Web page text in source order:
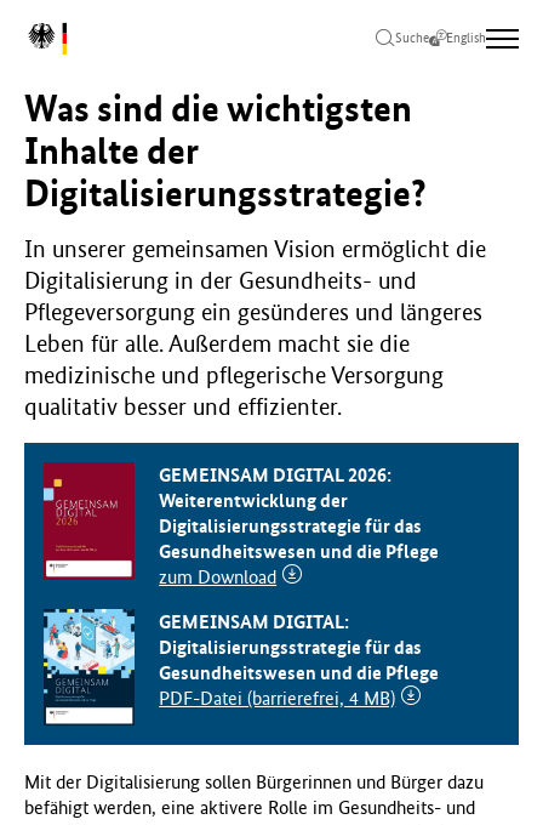
Hauptinhalt
springen
Hauptnavigation
springen
Seitenende
springen
L
o
B
u
n
d
e
s
m
n
s
t
e
n
d
h
Suche English
Was sind die wichtigsten
Inhalte der
Digitalisierungsstrategie?
In unserer gemeinsamen Vision ermöglicht die
Digitalisierung in der Gesundheits- und
Pflegeversorgung ein gesünderes und längeres
Leben für alle. Außerdem macht sie die
medizinische und pflegerische Versorgung
qualitativ besser und effizienter.
GEMEINSAM DIGITAL 2026:
Weiterentwicklung der
Digitalisierungsstrategie für das
Gesundheitswesen und die Pflege
zum Download
GEMEINSAM DIGITAL:
Digitalisierungsstrategie für das
Gesundheitswesen und die Pflege
PDF-Datei (barrierefrei, 4 MB)
Mit der Digitalisierung sollen Bürgerinnen und Bürger dazu
befähigt werden, eine aktivere Rolle im Gesundheits- und